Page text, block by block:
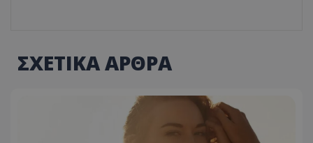
ΣΧΕΤΙΚΑ ΑΡΘΡΑ